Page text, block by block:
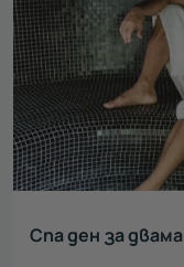
Спа ден за двама